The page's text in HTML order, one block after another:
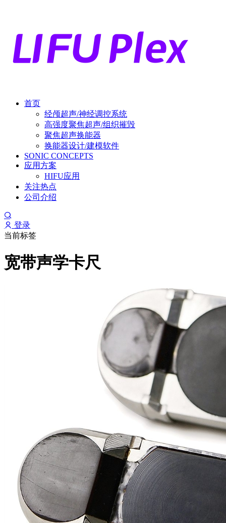
首页
经颅超声/神经调控系统
高强度聚焦超声/组织摧毁
聚焦超声换能器
换能器设计/建模软件
SONIC CONCEPTS
应用方案
HIFU应用
关注热点
公司介绍
登录
当前标签
宽带声学卡尺